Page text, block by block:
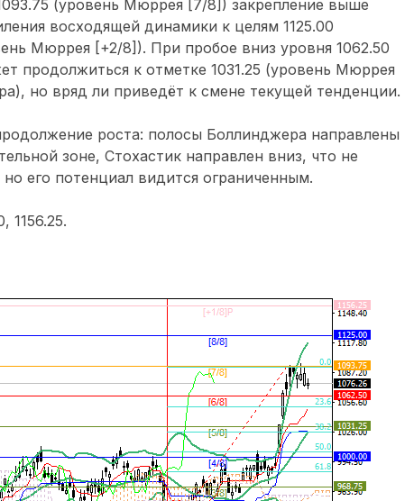
(уровень Мюррея [7/8]) закрепление выше
восходящей динамики к целям 1125.00
Мюррея [+2/8]). При пробое вниз уровня 1062.50
продолжиться к отметке 1031.25 (уровень Мюррея
но вряд ли приведёт к смене текущей тенденции.
роста: полосы Боллинджера направлены
зоне, Стохастик направлен вниз, что не
его потенциал видится ограниченным.
1156.25.